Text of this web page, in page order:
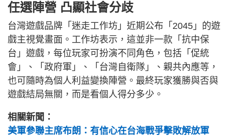
任選陣營 凸顯社會分歧
台灣遊戲品牌「迷走工作坊」近期公布「2045」的遊
戲主視覺畫面。工作坊表示，這並非一款「抗中保
台」遊戲，每位玩家可扮演不同角色，包括「促統
會」、「政府軍」、「台灣自衛隊」、親共內應等，
也可隨時為個人利益變換陣營。最終玩家獲勝與否與
遊戲結局無關，而是看個人得分多少。
相關新聞：
美軍參聯主席布朗：有信心在台海戰爭擊敗解放軍